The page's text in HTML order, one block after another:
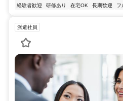
経験者歓迎
研修あり 在宅OK 長期歓迎 フ
派遣社員